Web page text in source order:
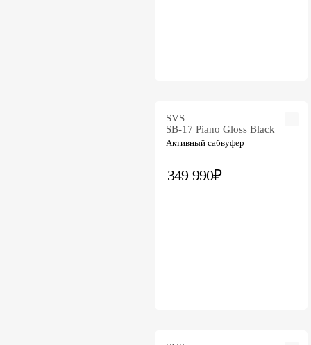
SVS
SB-17 Piano Gloss Black
Активный сабвуфер
349 990₽